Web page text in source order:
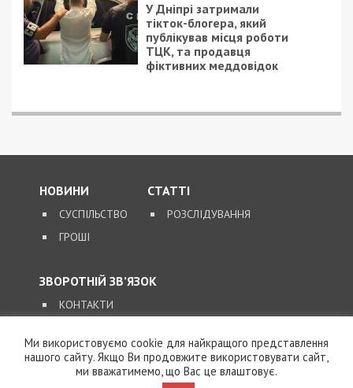
У Дніпрі затримали
тікток-блогера, який
публікував місця роботи
ТЦК, та продавця
фіктивних меддовідок
НОВИНИ
СУСПІЛЬСТВО
ГРОШІ
СТАТТІ
РОЗСЛІДУВАННЯ
ЗВОРОТНІЙ ЗВ’ЯЗОК
КОНТАКТИ
SUPPORT@49000.COM.UA
Ми використовуємо cookie для найкращого представлення
нашого сайту. Якщо Ви продовжите використовувати сайт,
ми вважатимемо, що Вас це влаштовує.